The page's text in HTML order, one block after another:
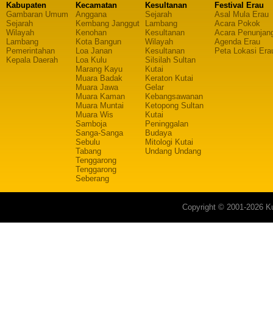
Kabupaten
Gambaran Umum
Sejarah
Wilayah
Lambang
Pemerintahan
Kepala Daerah
Kecamatan
Anggana
Kembang Janggut
Kenohan
Kota Bangun
Loa Janan
Loa Kulu
Marang Kayu
Muara Badak
Muara Jawa
Muara Kaman
Muara Muntai
Muara Wis
Samboja
Sanga-Sanga
Sebulu
Tabang
Tenggarong
Tenggarong
Seberang
Kesultanan
Sejarah
Lambang
Kesultanan
Wilayah
Kesultanan
Silsilah Sultan
Kutai
Keraton Kutai
Gelar
Kebangsawanan
Ketopong Sultan
Kutai
Peninggalan
Budaya
Mitologi Kutai
Undang Undang
Festival Erau
Asal Mula Erau
Acara Pokok
Acara
Agenda Erau
Peta Lokasi
Copyright © 2001-2026